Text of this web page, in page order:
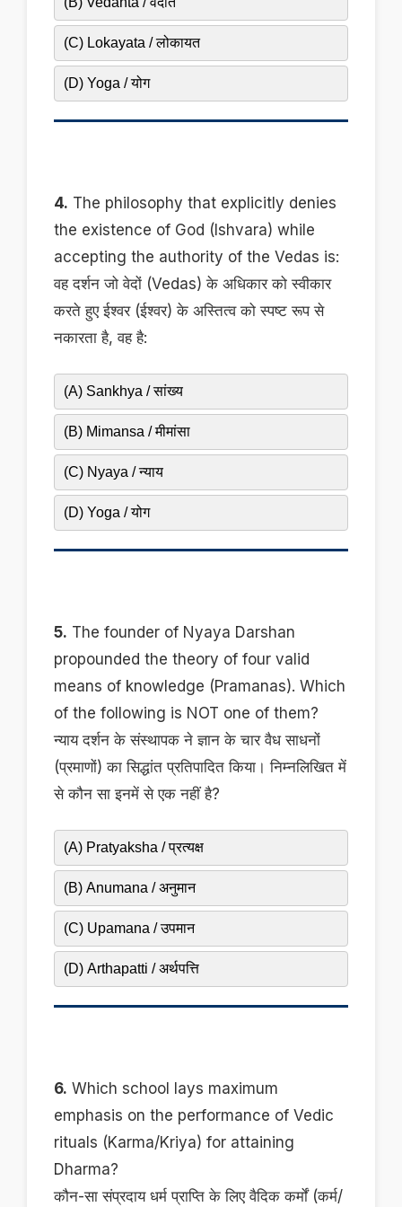
(C) Lokayata / लोकायत
(D) Yoga / योग
4. The philosophy that explicitly denies
the existence of God (Ishvara) while
accepting the authority of the Vedas is:
वह दर्शन जो वेदों (Vedas) के अधिकार को स्वीकार
करते हुए ईश्वर (ईश्वर) के अस्तित्व को स्पष्ट रूप से
नकारता है, वह है:
(A) Sankhya / सांख्य
(B) Mimansa / मीमांसा
(C) Nyaya / न्याय
(D) Yoga / योग
5. The founder of Nyaya Darshan
propounded the theory of four valid
means of knowledge (Pramanas). Which
of the following is NOT one of them?
न्याय दर्शन के संस्थापक ने ज्ञान के चार वैध साधनों
(प्रमाणों) का सिद्धांत प्रतिपादित किया। निम्नलिखित में
से कौन सा इनमें से एक नहीं है?
(A) Pratyaksha / प्रत्यक्ष
(B) Anumana / अनुमान
(C) Upamana / उपमान
(D) Arthapatti / अर्थपत्ति
6. Which school lays maximum
emphasis on the performance of Vedic
rituals (Karma/Kriya) for attaining
Dharma?
कौन-सा संप्रदाय धर्म प्राप्ति के लिए वैदिक कर्मों (कर्म/